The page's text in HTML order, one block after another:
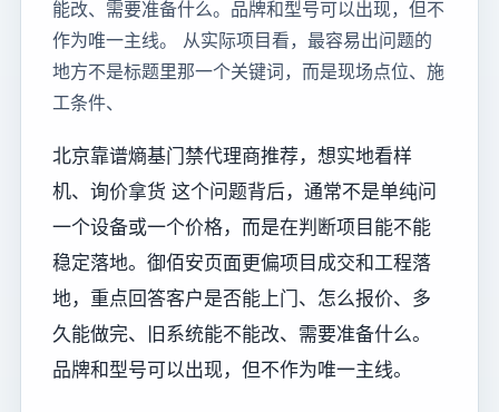
能改、需要准备什么。品牌和型号可以出现，但不
作为唯一主线。 从实际项目看，最容易出问题的
地方不是标题里那一个关键词，而是现场点位、施
工条件、
北京靠谱熵基门禁代理商推荐，想实地看样
机、询价拿货 这个问题背后，通常不是单纯问
一个设备或一个价格，而是在判断项目能不能
稳定落地。御佰安页面更偏项目成交和工程落
地，重点回答客户是否能上门、怎么报价、多
久能做完、旧系统能不能改、需要准备什么。
品牌和型号可以出现，但不作为唯一主线。